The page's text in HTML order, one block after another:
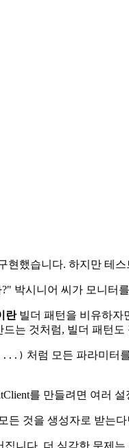
했습니다. 하지만 테
박시니어 씨가 모니터
란빌더 패턴을 비유하자
는 것처럼, 빌더 패턴
...) 처럼 모든 파라미터
를 만들려면 여러
든 것을 생성자로 받는